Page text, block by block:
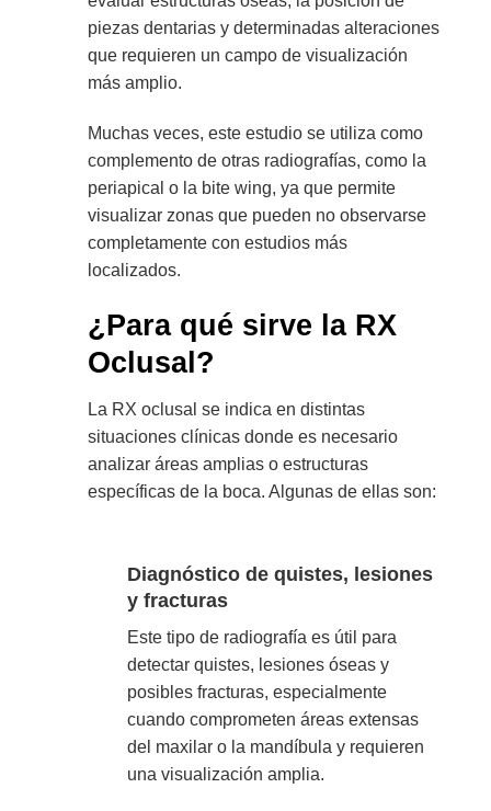
piezas dentarias y determinadas alteraciones
que requieren un campo de visualización
más amplio.
Muchas veces, este estudio se utiliza como
complemento de otras radiografías, como la
periapical o la bite wing, ya que permite
visualizar zonas que pueden no observarse
completamente con estudios más
localizados.
¿Para qué sirve la RX
Oclusal?
La RX oclusal se indica en distintas
situaciones clínicas donde es necesario
analizar áreas amplias o estructuras
específicas de la boca. Algunas de ellas son:
Diagnóstico de quistes, lesiones
y fracturas
Este tipo de radiografía es útil para
detectar quistes, lesiones óseas y
posibles fracturas, especialmente
cuando comprometen áreas extensas
del maxilar o la mandíbula y requieren
una visualización amplia.